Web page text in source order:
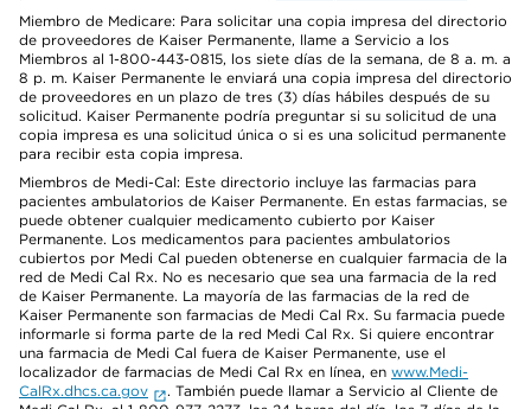
Miembro de Medicare: Para solicitar una copia impresa del directorio
de proveedores de Kaiser Permanente, llame a Servicio a los
Miembros al 1-800-443-0815, los siete días de la semana, de 8 a. m. a
8 p. m. Kaiser Permanente le enviará una copia impresa del directorio
de proveedores en un plazo de tres (3) días hábiles después de su
solicitud. Kaiser Permanente podría preguntar si su solicitud de una
copia impresa es una solicitud única o si es una solicitud permanente
para recibir esta copia impresa.
Miembros de Medi-Cal: Este directorio incluye las farmacias para
pacientes ambulatorios de Kaiser Permanente. En estas farmacias, se
puede obtener cualquier medicamento cubierto por Kaiser
Permanente. Los medicamentos para pacientes ambulatorios
cubiertos por Medi Cal pueden obtenerse en cualquier farmacia de la
red de Medi Cal Rx. No es necesario que sea una farmacia de la red
de Kaiser Permanente. La mayoría de las farmacias de la red de
Kaiser Permanente son farmacias de Medi Cal Rx. Su farmacia puede
informarle si forma parte de la red Medi Cal Rx. Si quiere encontrar
una farmacia de Medi Cal fuera de Kaiser Permanente, use el
localizador de farmacias de Medi Cal Rx en línea, en www.Medi-
CalRx.dhcs.ca.gov
. También puede llamar a Servicio al Cliente de